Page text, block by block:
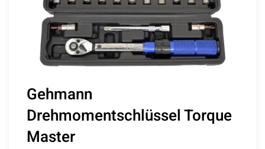
Gehmann
Drehmomentschlüssel Torque
Master